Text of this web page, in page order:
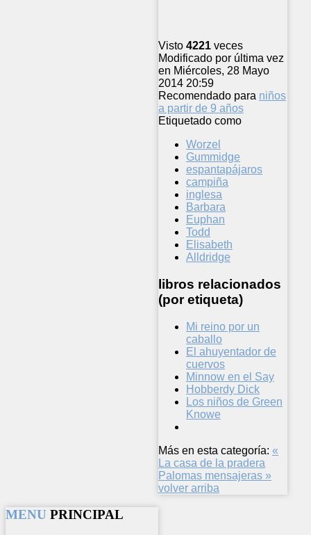
Visto 4221 veces
Modificado por última vez
en Miércoles, 28 Mayo
2014 20:59
Recomendado para niños
a partir de 9 años
Etiquetado como
Worzel
Gummidge
espantapájaros
campiña
inglesa
Barbara
Euphan
Todd
Elisabeth
Alldridge
libros relacionados
(por etiqueta)
Mi reino por un
caballo
El ahuyentador de
cuervos
Minnow en el Say
Hobberdy Dick
Los niños de Green
Knowe
Más en esta categoría: «
La casa de la pradera
Palomas mensajeras »
volver arriba
MENU PRINCIPAL